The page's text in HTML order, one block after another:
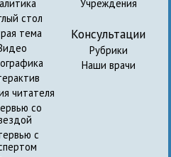
стол
тема
читателя
со
с
Учреждения
Консультации
Рубрики
Наши врачи